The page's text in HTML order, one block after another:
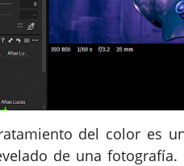
del color es
de una